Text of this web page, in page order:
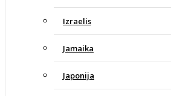
Izraelis
Jamaika
Japonija